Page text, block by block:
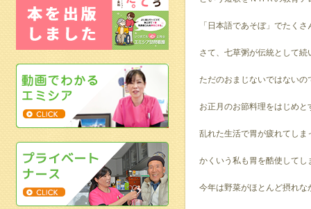
「日本語であそぼ」でたく
さて、七草粥が伝統として
ただのおまじないではないの
お正月のお節料理をはじめと
乱れた生活で胃が疲れてし
かくいう私も胃を酷使してし
今年は野菜がほとんど摂れ